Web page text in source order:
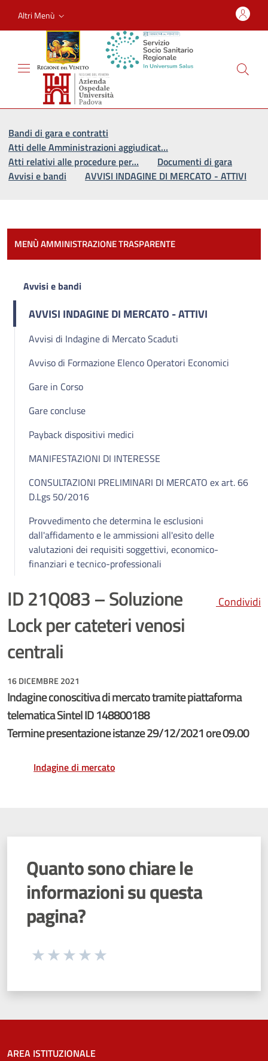
Altri Menù
Bandi di gara e contratti
Atti delle Amministrazioni aggiudicat…
Atti relativi alle procedure per…
Documenti di gara
Avvisi e bandi
AVVISI INDAGINE DI MERCATO - ATTIVI
MENÙ AMMINISTRAZIONE TRASPARENTE
Avvisi e bandi
AVVISI INDAGINE DI MERCATO - ATTIVI
Avvisi di Indagine di Mercato Scaduti
Avviso di Formazione Elenco Operatori Economici
Gare in Corso
Gare concluse
Payback dispositivi medici
MANIFESTAZIONI DI INTERESSE
CONSULTAZIONI PRELIMINARI DI MERCATO ex art. 66
D.Lgs 50/2016
Provvedimento che determina le esclusioni
dall'affidamento e le ammissioni all'esito delle
valutazioni dei requisiti soggettivi, economico-
finanziari e tecnico-professionali
ID 21Q083 – Soluzione
Lock per cateteri venosi
centrali
Condividi
16 DICEMBRE 2021
Indagine conoscitiva di mercato tramite piattaforma
telematica Sintel ID 148800188
Termine presentazione istanze 29/12/2021 ore 09.00
Indagine di mercato
Quanto sono chiare le
informazioni su questa
pagina?
Seleziona una valutazione da 1 a 5 stelle
AREA ISTITUZIONALE